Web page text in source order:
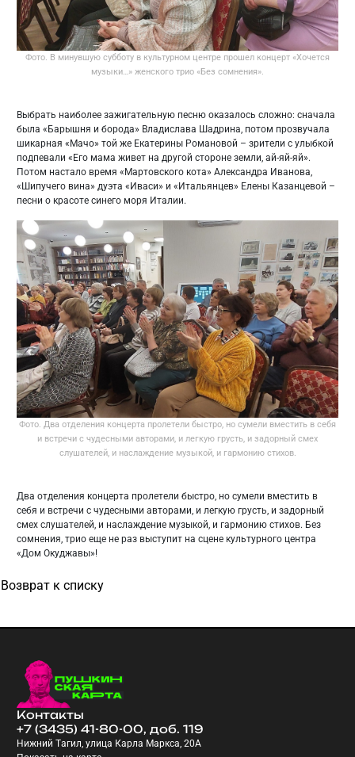
Фото. В минувшую субботу в культурном центре прошел концерт «Хочется
музыки…» женского трио «Без сомнения».
Выбрать наиболее зажигательную песню оказалось сложно: сначала
была «Барышня и борода» Владислава Шадрина, потом прозвучала
шикарная «Мачо» той же Екатерины Романовой – зрители с улыбкой
подпевали «Его мама живет на другой стороне земли, ай-яй-яй».
Потом настало время «Мартовского кота» Александра Иванова,
«Шипучего вина» дуэта «Иваси» и «Итальянцев» Елены Казанцевой –
песни о красоте синего моря Италии.
Фото. Два отделения концерта пролетели быстро, но сумели вместить в себя
и встречи с чудесными авторами, и легкую грусть, и задорный смех
слушателей, и наслаждение музыкой, и гармонию стихов.
Два отделения концерта пролетели быстро, но сумели вместить в
себя и встречи с чудесными авторами, и легкую грусть, и задорный
смех слушателей, и наслаждение музыкой, и гармонию стихов. Без
сомнения, трио еще не раз выступит на сцене культурного центра
«Дом Окуджавы»!
Возврат к списку
Контакты
+7 (3435) 41-80-00, доб. 119
Нижний Тагил, улица Карла Маркса, 20А